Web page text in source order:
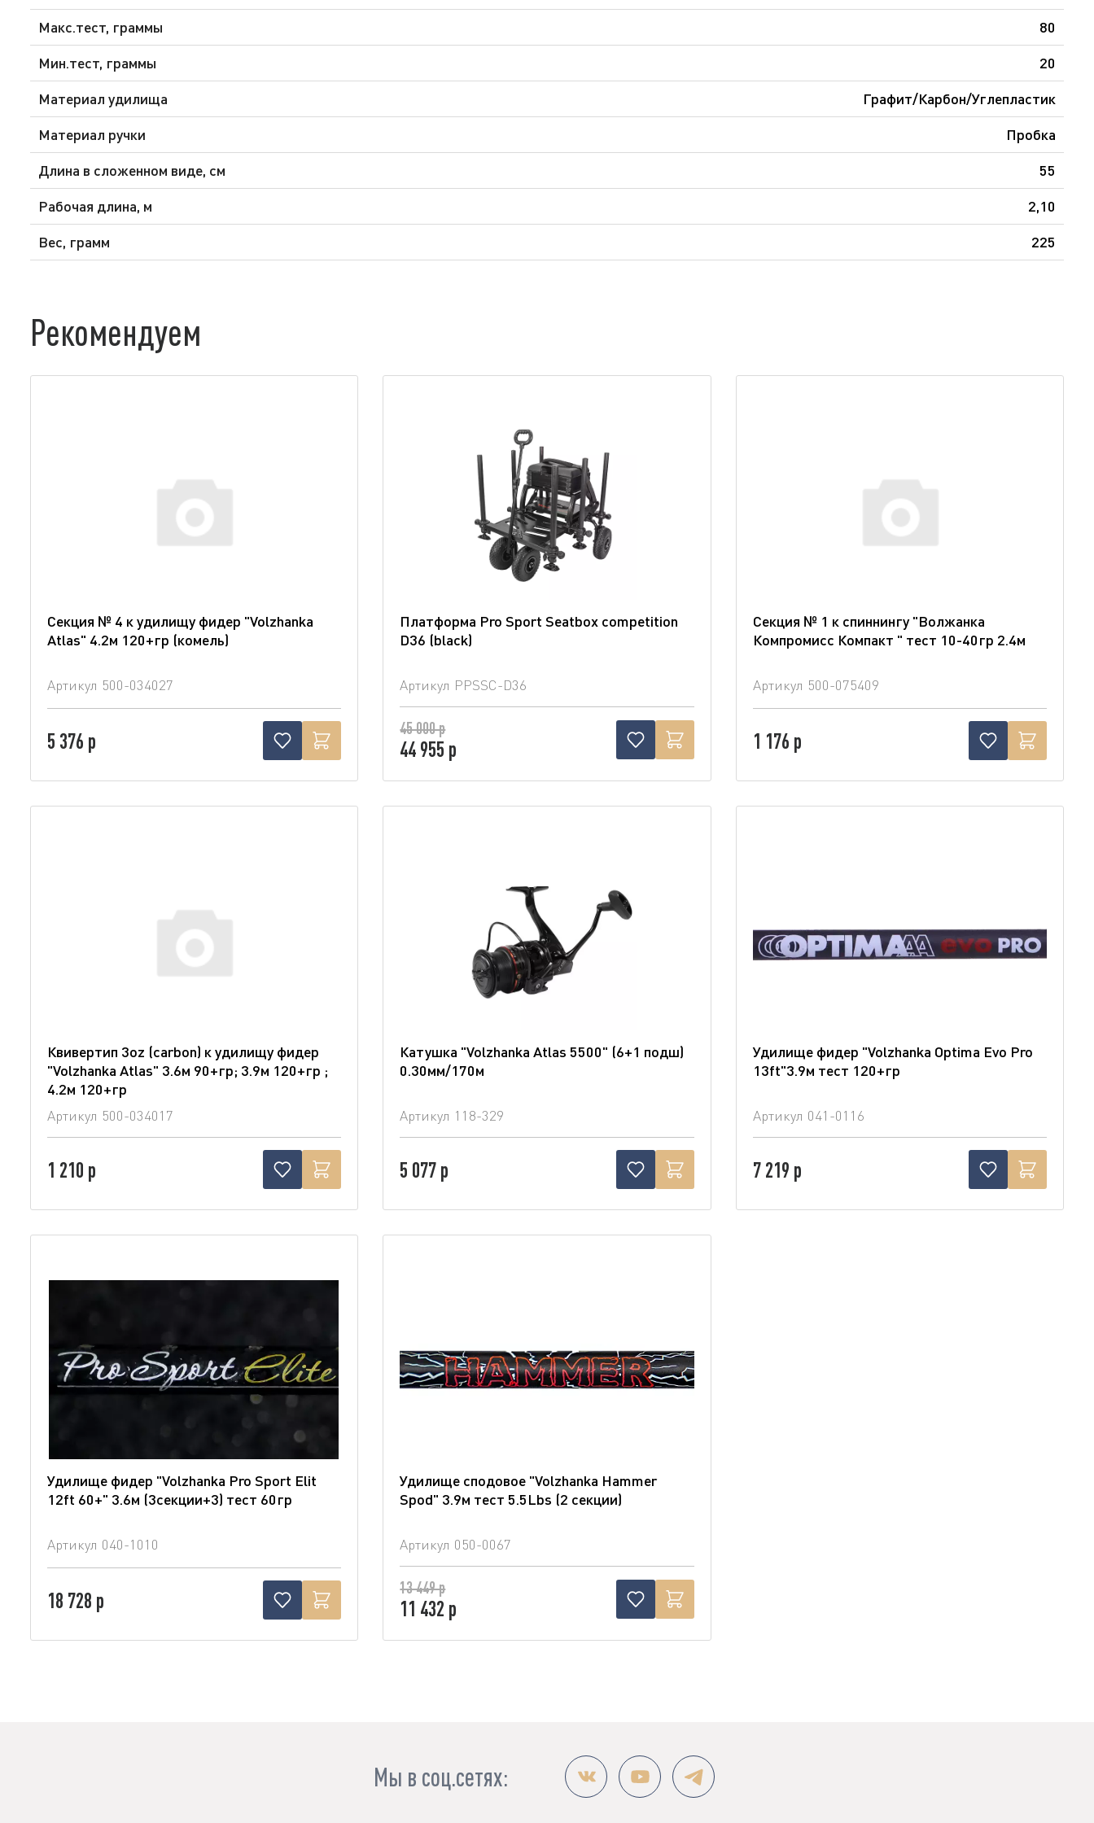
Макс.тест, граммы
80
Мин.тест, граммы
20
Материал удилища
Графит/Карбон/Углепластик
Материал ручки
Пробка
Длина в сложенном виде, см
55
Рабочая длина, м
2,10
Вес, грамм
225
Рекомендуем
Секция № 4 к удилищу фидер "Volzhanka
Atlas" 4.2м 120+гр (комель)
Артикул 500-034027
5 376 р
Платформа Pro Sport Seatbox competition
D36 (blaсk)
Артикул PPSSC-D36
45 000 р
44 955 р
Секция № 1 к спиннингу "Волжанка
Компромисс Компакт " тест 10-40гр 2.4м
Артикул 500-075409
1 176 р
Квивертип 3oz (carbon) к удилищу фидер
"Volzhanka Atlas" 3.6м 90+гр; 3.9м 120+гр ;
4.2м 120+гр
Артикул 500-034017
1 210 р
Катушка "Volzhanka Atlas 5500" (6+1 подш)
0.30мм/170м
Артикул 118-329
5 077 р
Удилище фидер "Volzhanka Optima Evo Pro
13ft"3.9м тест 120+гр
Артикул 041-0116
7 219 р
Удилище фидер "Volzhanka Pro Sport Elit
12ft 60+" 3.6м (3секции+3) тест 60гр
Артикул 040-1010
18 728 р
Удилище сподовое "Volzhanka Hammer
Spod" 3.9м тест 5.5Lbs (2 секции)
Артикул 050-0067
13 449 р
11 432 р
Мы в соц.сетях: